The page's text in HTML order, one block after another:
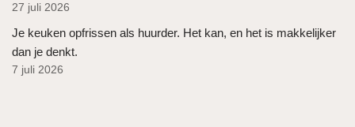
27 juli 2026
Je keuken opfrissen als huurder. Het kan, en het is makkelijker
dan je denkt.
7 juli 2026